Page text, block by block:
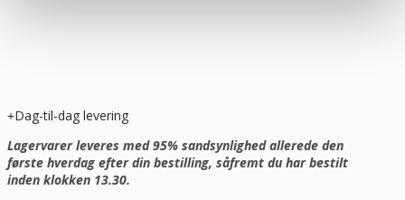
Dag-til-dag levering
Lagervarer leveres med 95% sandsynlighed allerede den
første hverdag efter din bestilling, såfremt du har bestilt
inden klokken 13.30.